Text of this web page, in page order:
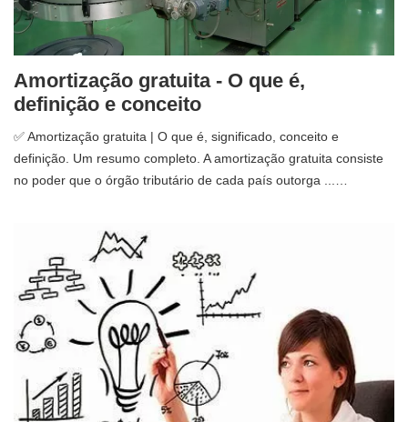
Amortização gratuita - O que é,
definição e conceito
✅ Amortização gratuita | O que é, significado, conceito e
definição. Um resumo completo. A amortização gratuita consiste
no poder que o órgão tributário de cada país outorga ...…